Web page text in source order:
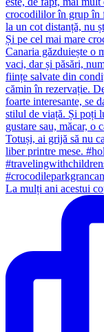
La mulți ani acestui